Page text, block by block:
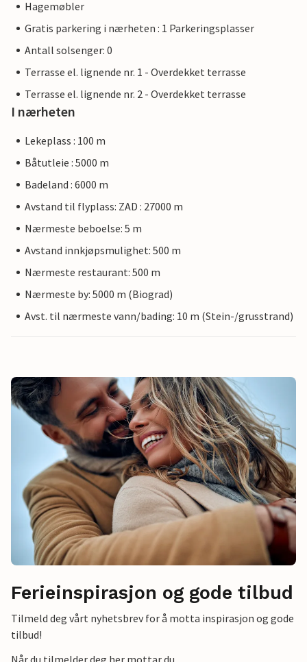
Hagemøbler
Gratis parkering i nærheten : 1 Parkeringsplasser
Antall solsenger: 0
Terrasse el. lignende nr. 1 - Overdekket terrasse
Terrasse el. lignende nr. 2 - Overdekket terrasse
I nærheten
Lekeplass : 100 m
Båtutleie : 5000 m
Badeland : 6000 m
Avstand til flyplass: ZAD : 27000 m
Nærmeste beboelse: 5 m
Avstand innkjøpsmulighet: 500 m
Nærmeste restaurant: 500 m
Nærmeste by: 5000 m (Biograd)
Avst. til nærmeste vann/bading: 10 m (Stein-/grusstrand)
Ferieinspirasjon og gode tilbud
Tilmeld deg vårt nyhetsbrev for å motta inspirasjon og gode
tilbud!